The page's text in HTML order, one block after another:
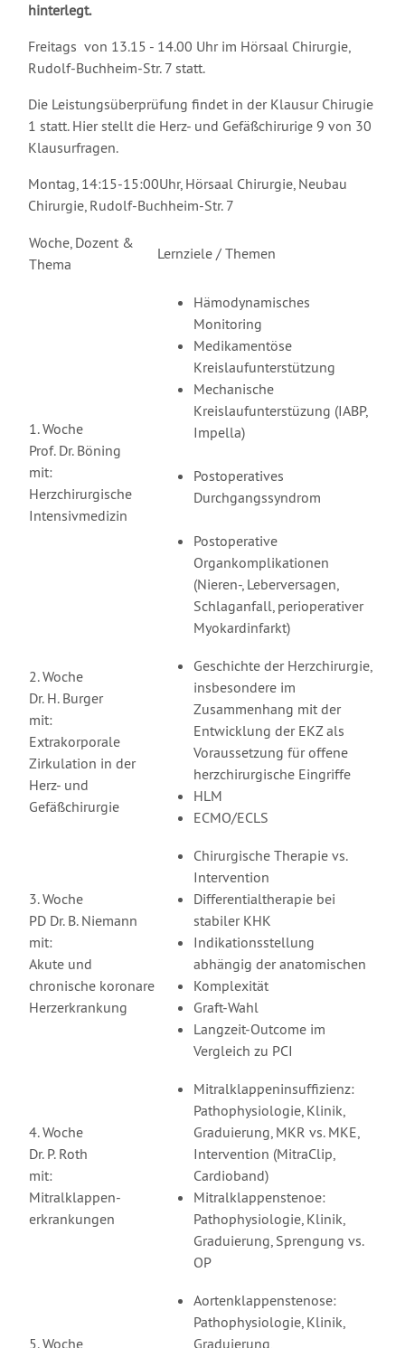
hinterlegt.
Freitags von 13.15 - 14.00 Uhr im Hörsaal Chirurgie,
Rudolf-Buchheim-Str. 7 statt.
Die Leistungsüberprüfung findet in der Klausur Chirugie
1 statt. Hier stellt die Herz- und Gefäßchirurige 9 von 30
Klausurfragen.
Montag, 14:15-15:00Uhr, Hörsaal Chirurgie, Neubau
Chirurgie, Rudolf-Buchheim-Str. 7
Woche, Dozent &
Thema
Lernziele / Themen
1. Woche
Prof. Dr. Böning
mit:
Herzchirurgische
Intensivmedizin
Hämodynamisches
Monitoring
Medikamentöse
Kreislaufunterstützung
Mechanische
Kreislaufunterstüzung (IABP,
Impella)
Postoperatives
Durchgangssyndrom
Postoperative
Organkomplikationen
(Nieren-, Leberversagen,
Schlaganfall, perioperativer
Myokardinfarkt)
2. Woche
Dr. H. Burger
mit:
Extrakorporale
Zirkulation in der
Herz- und
Gefäßchirurgie
Geschichte der Herzchirurgie,
insbesondere im
Zusammenhang mit der
Entwicklung der EKZ als
Voraussetzung für offene
herzchirurgische Eingriffe
HLM
ECMO/ECLS
3. Woche
PD Dr. B. Niemann
mit:
Akute und
chronische koronare
Herzerkrankung
Chirurgische Therapie vs.
Intervention
Differentialtherapie bei
stabiler KHK
Indikationsstellung
abhängig der anatomischen
Komplexität
Graft-Wahl
Langzeit-Outcome im
Vergleich zu PCI
4. Woche
Dr. P. Roth
mit:
Mitralklappen-
erkrankungen
Mitralklappeninsuffizienz:
Pathophysiologie, Klinik,
Graduierung, MKR vs. MKE,
Intervention (MitraClip,
Cardioband)
Mitralklappenstenoe:
Pathophysiologie, Klinik,
Graduierung, Sprengung vs.
OP
5. Woche
Aortenklappenstenose:
Pathophysiologie, Klinik,
Graduierung,